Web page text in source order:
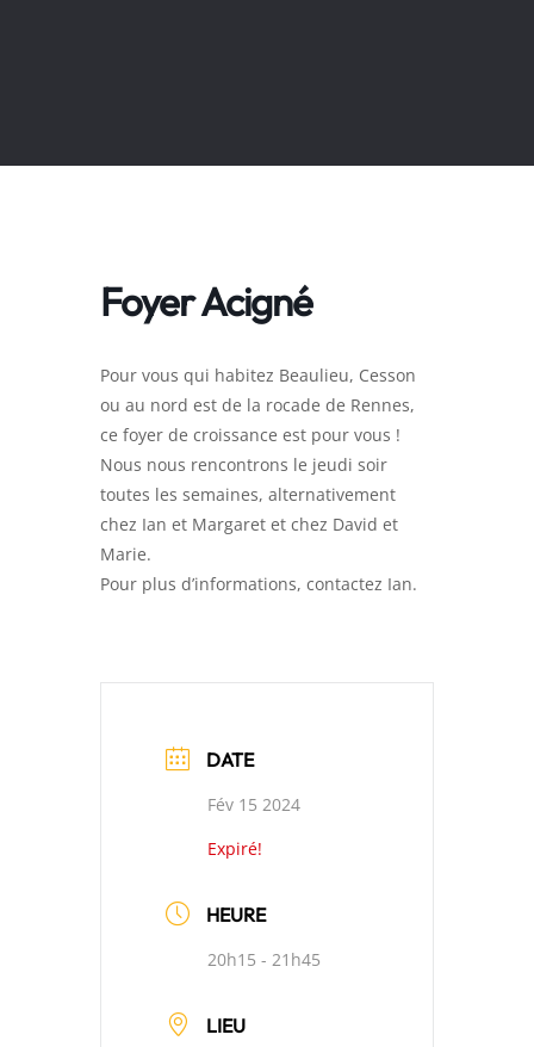
Foyer Acigné
Pour vous qui habitez Beaulieu, Cesson
ou au nord est de la rocade de Rennes,
ce foyer de croissance est pour vous !
Nous nous rencontrons le jeudi soir
toutes les semaines, alternativement
chez Ian et Margaret et chez David et
Marie.
Pour plus d’informations, contactez Ian.
DATE
Fév 15 2024
Expiré!
HEURE
20h15 - 21h45
LIEU